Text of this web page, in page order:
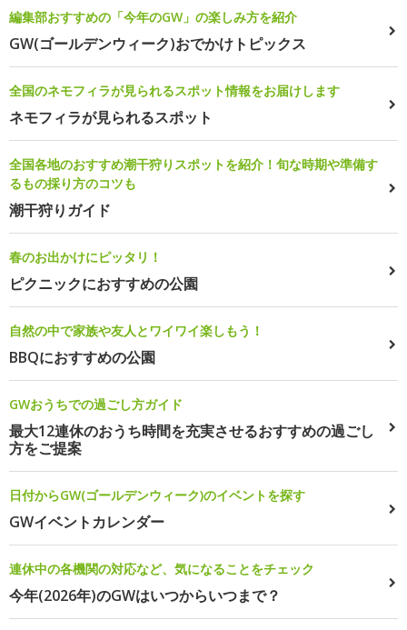
編集部おすすめの「今年のGW」の楽しみ方を紹介
GW(ゴールデンウィーク)おでかけトピックス
全国のネモフィラが見られるスポット情報をお届けします
ネモフィラが見られるスポット
全国各地のおすすめ潮干狩りスポットを紹介！旬な時期や準備す
るもの採り方のコツも
潮干狩りガイド
春のお出かけにピッタリ！
ピクニックにおすすめの公園
自然の中で家族や友人とワイワイ楽しもう！
BBQにおすすめの公園
GWおうちでの過ごし方ガイド
最大12連休のおうち時間を充実させるおすすめの過ごし
方をご提案
日付からGW(ゴールデンウィーク)のイベントを探す
GWイベントカレンダー
連休中の各機関の対応など、気になることをチェック
今年(2026年)のGWはいつからいつまで？